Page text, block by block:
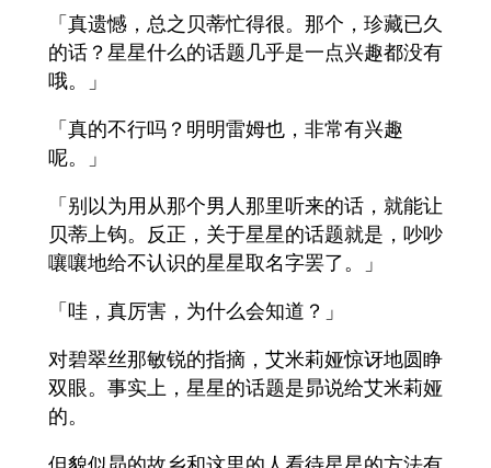
「真遗憾，总之贝蒂忙得很。那个，珍藏已久
的话？星星什么的话题几乎是一点兴趣都没有
哦。」
「真的不行吗？明明雷姆也，非常有兴趣
呢。」
「别以为用从那个男人那里听来的话，就能让
贝蒂上钩。反正，关于星星的话题就是，吵吵
嚷嚷地给不认识的星星取名字罢了。」
「哇，真厉害，为什么会知道？」
对碧翠丝那敏锐的指摘，艾米莉娅惊讶地圆睁
双眼。事实上，星星的话题是昴说给艾米莉娅
的。